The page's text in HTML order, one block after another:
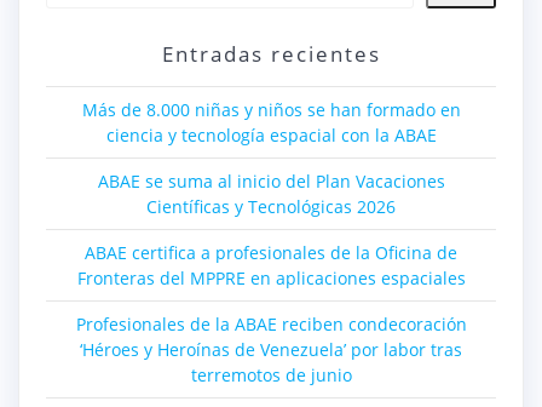
Entradas recientes
Más de 8.000 niñas y niños se han formado en
ciencia y tecnología espacial con la ABAE
ABAE se suma al inicio del Plan Vacaciones
Científicas y Tecnológicas 2026
ABAE certifica a profesionales de la Oficina de
Fronteras del MPPRE en aplicaciones espaciales
Profesionales de la ABAE reciben condecoración
‘Héroes y Heroínas de Venezuela’ por labor tras
terremotos de junio